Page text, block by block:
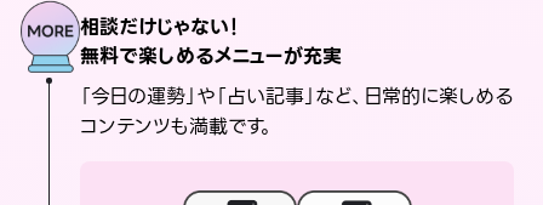
相談だけじゃない！
無料で楽しめるメニューが充実
「今日の運勢」や「占い記事」など、日常的に楽しめる
コンテンツも満載です。